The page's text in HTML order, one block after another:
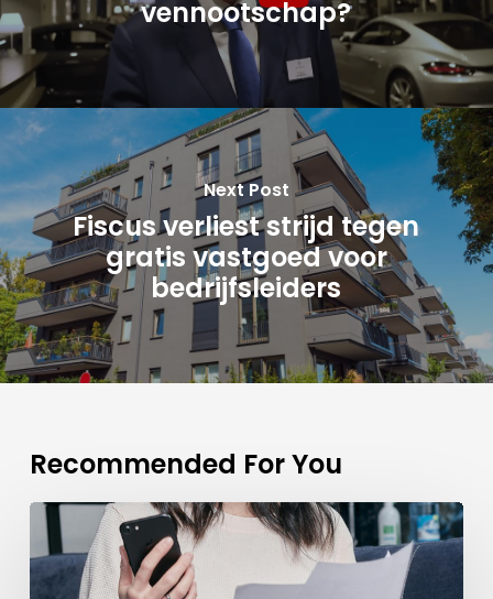
vennootschap?
Next Post
Fiscus verliest strijd tegen
gratis vastgoed voor
bedrijfsleiders
Recommended For You